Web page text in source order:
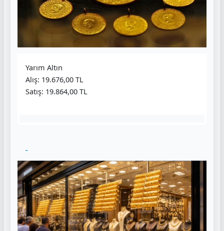
Yarım Altın
Alış: 19.676,00 TL
Satış: 19.864,00 TL